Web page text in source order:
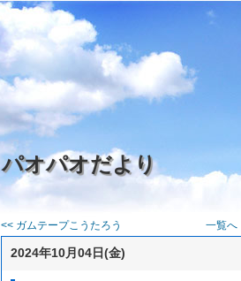
パオパオだより
<< ガムテープこうたろう 一覧へ
2024年10月04日(金)